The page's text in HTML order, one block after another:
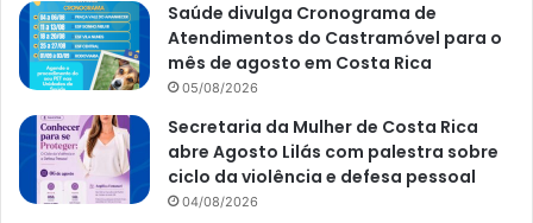
Saúde divulga Cronograma de
Atendimentos do Castramóvel para o
mês de agosto em Costa Rica
05/08/2026
Secretaria da Mulher de Costa Rica
abre Agosto Lilás com palestra sobre
ciclo da violência e defesa pessoal
04/08/2026